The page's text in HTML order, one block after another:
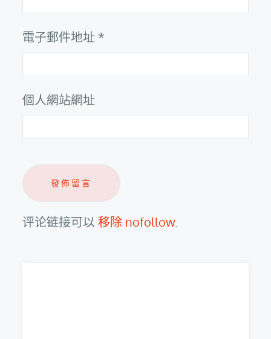
電子郵件地址 *
個人網站網址
评论链接可以移除 nofollow.